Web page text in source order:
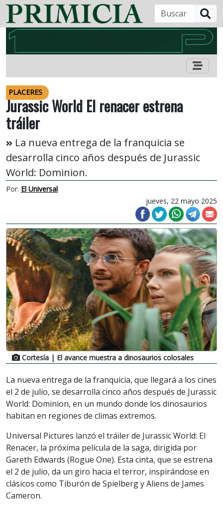
PLACERES
Jurassic World El renacer estrena
tráiler
La nueva entrega de la franquicia se
desarrolla cinco años después de Jurassic
World: Dominion.
Por: El Universal
jueves, 22 mayo 2025
Cortesía | El avance muestra a dinosaurios colosales
La nueva entrega de la franquicia, que llegará a los cines
el 2 de julio, se desarrolla cinco años después de Jurassic
World: Dominion, en un mundo donde los dinosaurios
habitan en regiones de climas extremos.
Universal Pictures lanzó el tráiler de Jurassic World: El
Renacer, la próxima película de la saga, dirigida por
Gareth Edwards (Rogue One). Esta cinta, que se estrena
el 2 de julio, da un giro hacia el terror, inspirándose en
clásicos como Tiburón de Spielberg y Aliens de James
Cameron.